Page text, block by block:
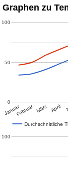
Graphen zu
Durchschnittliche
JanuarFebruar März April
0
50
100
100